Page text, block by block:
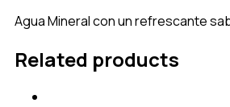
Agua Mineral con un refrescante
Related products